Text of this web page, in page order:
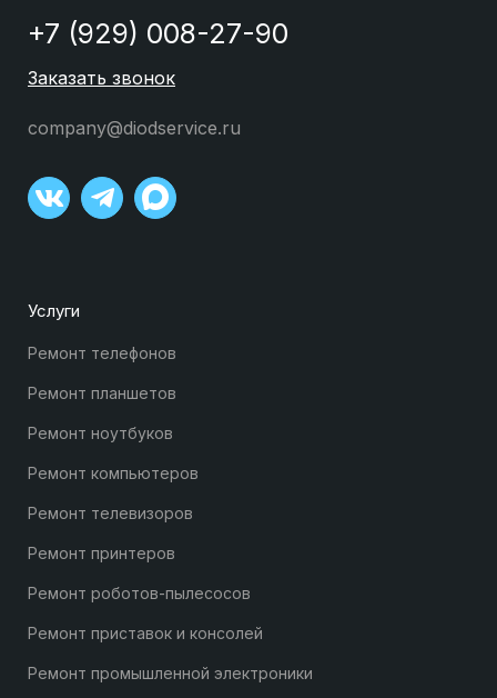
+7 (929) 008-27-90
Заказать звонок
company@diodservice.ru
Услуги
Ремонт телефонов
Ремонт планшетов
Ремонт ноутбуков
Ремонт компьютеров
Ремонт телевизоров
Ремонт принтеров
Ремонт роботов-пылесосов
Ремонт приставок и консолей
Ремонт промышленной электроники